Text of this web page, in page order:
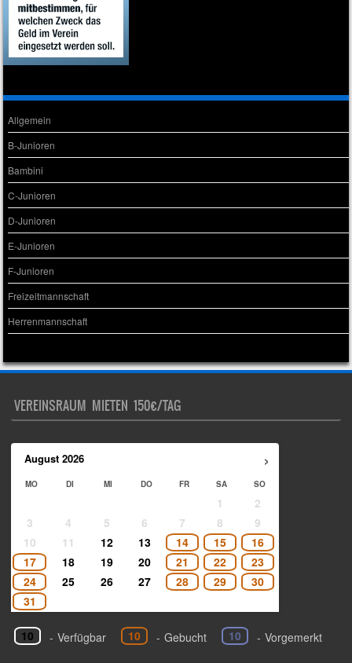
Allgemein
B-Junioren
Bambini
C-Junioren
D-Junioren
E-Junioren
F-Junioren
Freizeitmannschaft
Herrenmannschaft
VEREINSRAUM MIETEN 150€/TAG
›
August 2026
MO DI MI DO FR SA SO
1
2
3
4 5 6 7 8
9
10
11 12 13 14 15
16
17
18 19 20 21 22
23
24
25 26 27 28 29
30
31
10 - Verfügbar 10 - Gebucht 10 - Vorgemerkt